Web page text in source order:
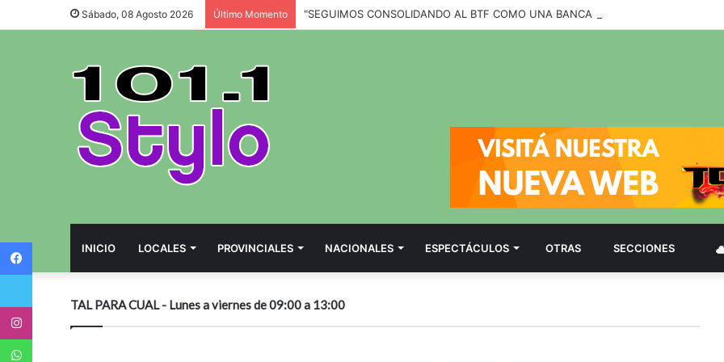
Sábado, 08 Agosto 2026 Último Momento
INICIO LOCALES PROVINCIALES NACIONALES ESPECTÁCULOS OTRAS SECCIONES
TAL PARA CUAL - Lunes a viernes de 09:00 a 13:00
Twitter
Instagram